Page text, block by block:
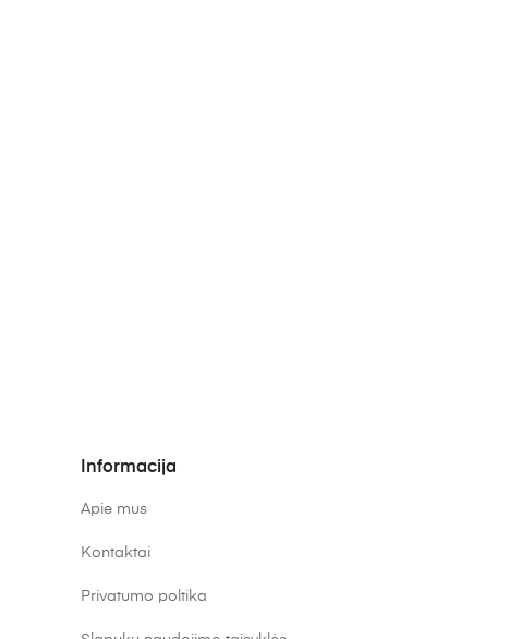
Informacija
Apie mus
Kontaktai
Privatumo poltika